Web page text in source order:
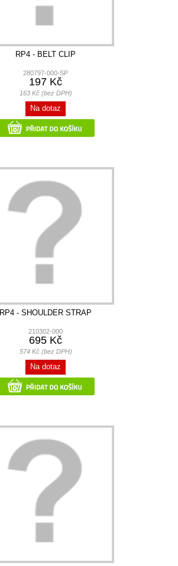
RP4 - BELT CLIP
280797-000-SP
197 Kč
163 Kč (bez DPH)
Na dotaz
RP4 - SHOULDER STRAP
210302-000
695 Kč
574 Kč (bez DPH)
Na dotaz